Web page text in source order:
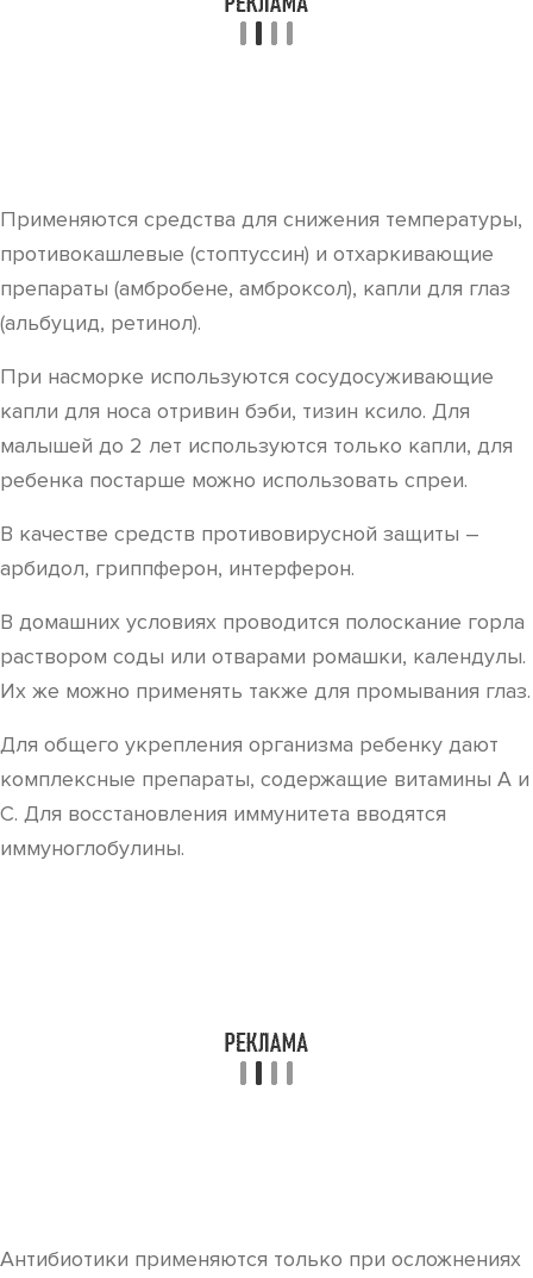
Применяются средства для снижения температуры,
противокашлевые (стоптуссин) и отхаркивающие
препараты (амбробене, амброксол), капли для глаз
(альбуцид, ретинол).
При насморке используются сосудосуживающие
капли для носа отривин бэби, тизин ксило. Для
малышей до 2 лет используются только капли, для
ребенка постарше можно использовать спреи.
В качестве средств противовирусной защиты –
арбидол, гриппферон, интерферон.
В домашних условиях проводится полоскание горла
раствором соды или отварами ромашки, календулы.
Их же можно применять также для промывания глаз.
Для общего укрепления организма ребенку дают
комплексные препараты, содержащие витамины А и
С. Для восстановления иммунитета вводятся
иммуноглобулины.
Антибиотики применяются только при осложнениях